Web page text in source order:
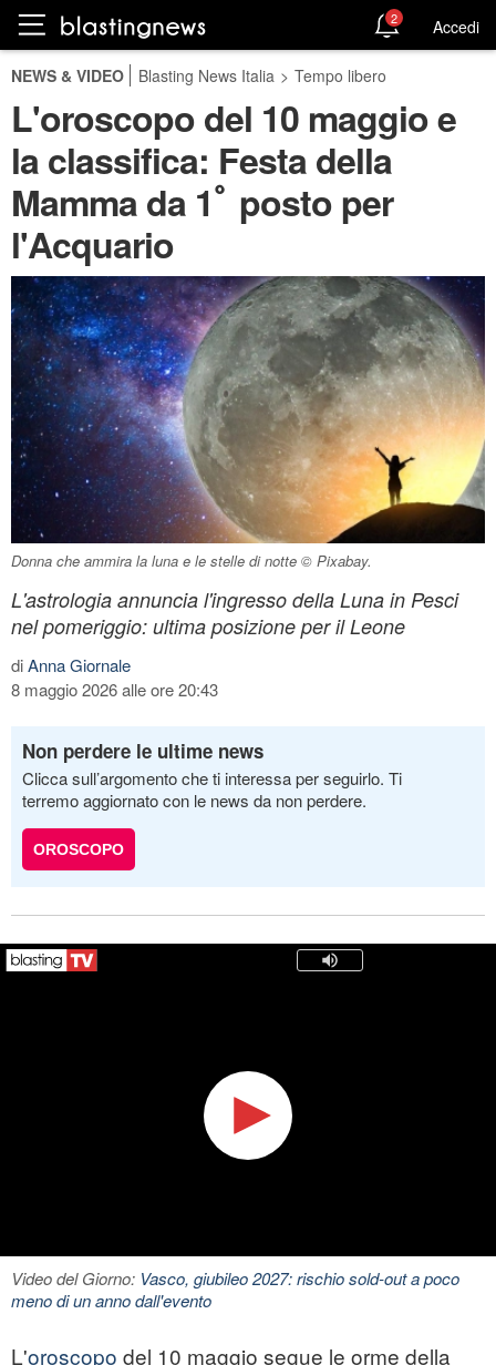
2 Accedi
NEWS & VIDEO Blasting News Italia > Tempo libero
L'oroscopo del 10 maggio e
la classifica: Festa della
Mamma da 1ﾟ posto per
l'Acquario
Donna che ammira la luna e le stelle di notte © Pixabay.
L'astrologia annuncia l'ingresso della Luna in Pesci
nel pomeriggio: ultima posizione per il Leone
diAnna Giornale
8 maggio 2026 alle ore 20:43
Non perdere le ultime news
Clicca sull’argomento che ti interessa per seguirlo. Ti
terremo aggiornato con le news da non perdere.
OROSCOPO
Video del Giorno: Vasco, giubileo 2027: rischio sold-out a poco
meno di un anno dall'evento
L'oroscopo del 10 maggio segue le orme della